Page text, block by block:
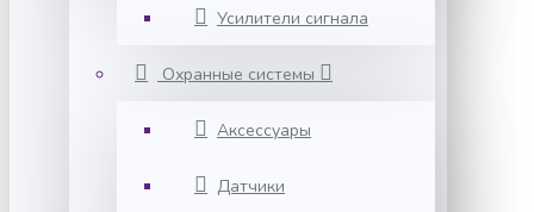
Усилители сигнала
Охранные системы
Аксессуары
Датчики